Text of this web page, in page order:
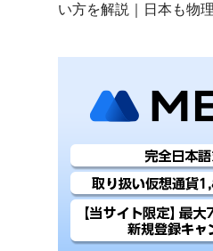
い方を解説｜日本も物